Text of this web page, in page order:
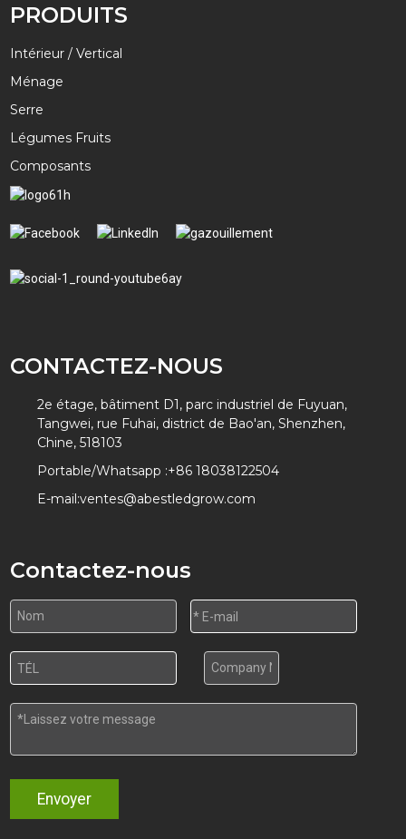
PRODUITS
Intérieur / Vertical
Ménage
Serre
Légumes Fruits
Composants
CONTACTEZ-NOUS
2e étage, bâtiment D1, parc industriel de Fuyuan,
Tangwei, rue Fuhai, district de Bao'an, Shenzhen,
Chine, 518103
Portable/Whatsapp :+86 18038122504
E-mail:ventes@abestledgrow.com
Contactez-nous
Envoyer